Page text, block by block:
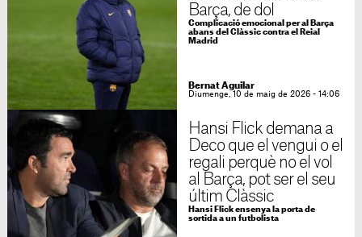
Barça, de dol
Complicació emocional per al Barça
abans del Clàssic contra el Reial
Madrid
Bernat Aguilar
Diumenge, 10 de maig de 2026 - 14:06
Hansi Flick demana a
Deco que el vengui o el
regali perquè no el vol
al Barça, pot ser el seu
últim Clàssic
Hansi Flick ensenya la porta de
sortida a un futbolista